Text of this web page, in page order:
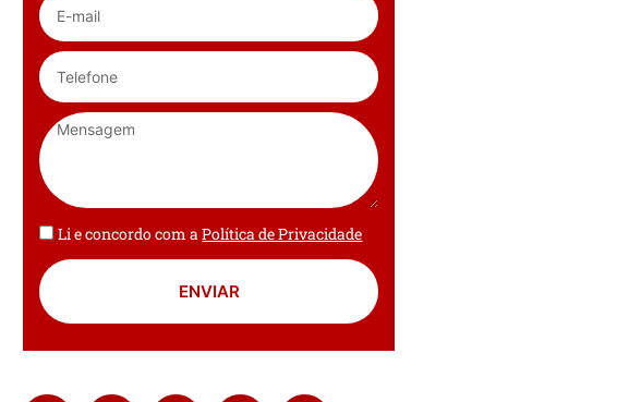
Li e concordo com aPolítica de Privacidade
ENVIAR